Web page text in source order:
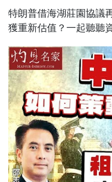
特朗普借海湖莊園協議
獲重新估值？一起聽聽